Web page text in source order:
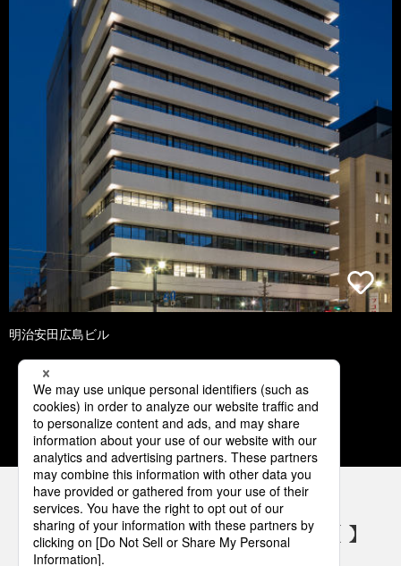
明治安田広島ビル
1 2 3 4 5
パナソニックの電気設備 SNSアカウント